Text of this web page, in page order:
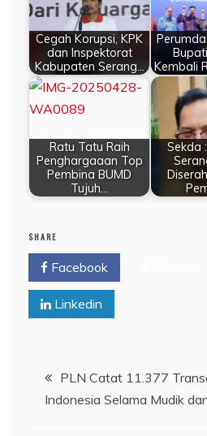
Cegah Korupsi, KPK
dan Inspektorat
Kabupaten Serang…
Perumda
Kembali
Ratu Tatu Raih
Penghargaaan Top
Pembina BUMD
Tujuh…
Sekda
SHARE
Facebook
Linkedin
Navigasi
pos
PLN Catat 11.377
Indonesia Selama Mudik